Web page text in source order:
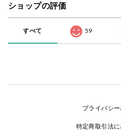
ショップの評価
すべて 59
プライバシ
特定商取引法